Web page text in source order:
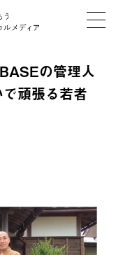
の管理人
頑張る若者